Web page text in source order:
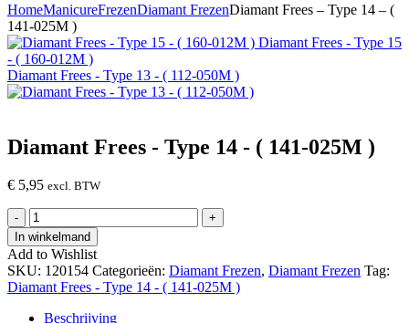
HomeManicureFrezenDiamant FrezenDiamant Frees – Type 14 – (
141-025M )
Diamant Frees - Type 15
- ( 160-012M )
Diamant Frees - Type 13 - ( 112-050M )
Diamant Frees - Type 14 - ( 141-025M )
€ 5,95 excl. BTW
-
Diamant
Frees
-
Type
14
-
(
+
In winkelmand
Add to Wishlist
SKU: 120154 Categorieën: Diamant Frezen, Diamant Frezen Tag:
Diamant Frees - Type 14 - ( 141-025M )
Beschrijving